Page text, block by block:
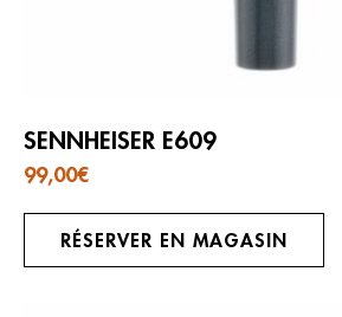
SENNHEISER E609
99,00€
RÉSERVER EN MAGASIN